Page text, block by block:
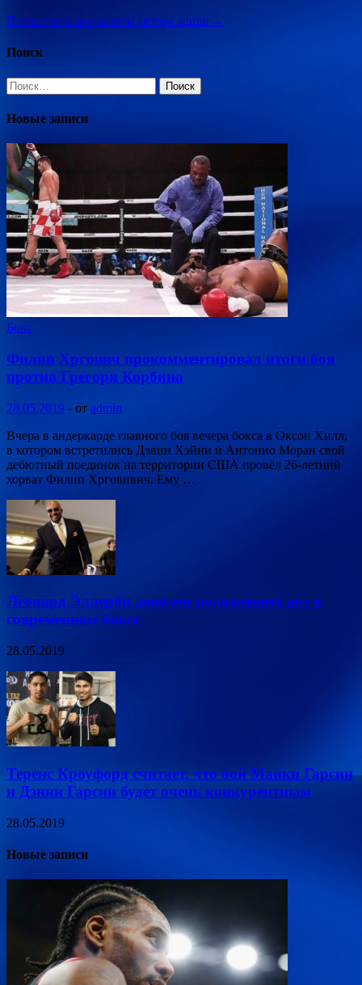
Посмотреть все записи автора admin →
Поиск
Найти:
Новые записи
Бокс
Филип Хргович прокомментировал итоги боя
против Грегори Корбина
28.05.2019 - от admin
Вчера в андеркарде главного боя вечера бокса в Оксон Хилл,
в котором встретились Дэвин Хэйни и Антонио Моран свой
дебютный поединок на территории США провёл 26-летний
хорват Филип Хрговивич. Ему …
Леонард Эллерби доволен положением дел в
современном боксе
28.05.2019
Теренс Кроуфорд считает, что бой Майки Гарсии
и Дэнни Гарсии будет очень конкурентным
28.05.2019
Новые записи